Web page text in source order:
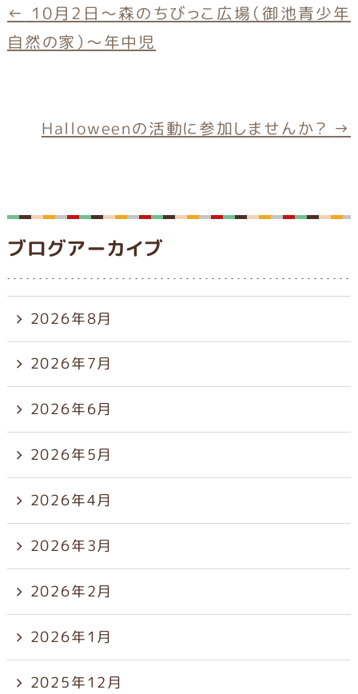
e
b
k
← 10月2日～森のちびっこ広場（御池青少年
自然の家）～年中児
Halloweenの活動に参加しませんか？ →
ブログアーカイブ
2026年8月
2026年7月
2026年6月
2026年5月
2026年4月
2026年3月
2026年2月
2026年1月
2025年12月